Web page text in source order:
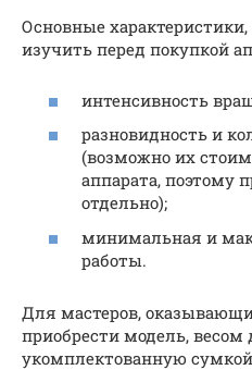
Основные
изучить перед покупкой
интенсивность
разновидность и
(возможно их
аппарата, поэтому
отдельно);
минимальная и
работы.
Для мастеров,
приобрести модель, весом
укомплектованную